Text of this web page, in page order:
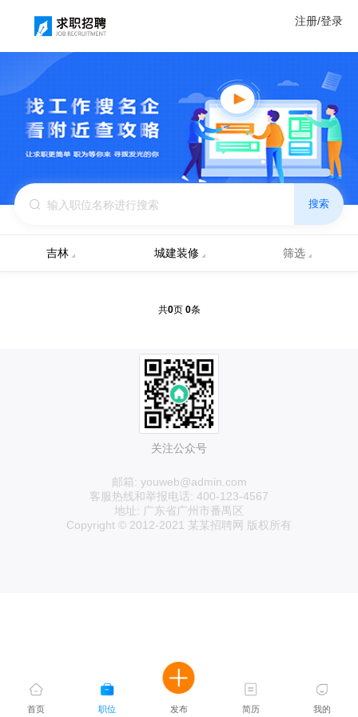
注册/登录
搜索
吉林 城建装修 筛选
共0页 0条
关注公众号
邮箱: youweb@admin.com
客服热线和举报电话: 400-123-4567
地址: 广东省广州市番禺区
Copyright © 2012-2021 某某招聘网 版权所有
首页 职位 发布 简历 我的